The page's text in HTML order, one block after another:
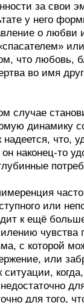
за свои
у него
о любви
что любовь,
во имя
случае
динамику
что,
наконец-то
или
к ещё
чувства
с которой
или
ситуации,
для того,